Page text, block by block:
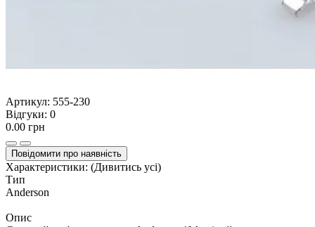
Артикул: 555-230
Відгуки: 0
0.00 грн
Повідомити про наявність
Характеристики: (Дивитись усі)
Тип
Anderson
Опис